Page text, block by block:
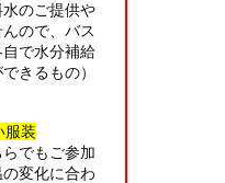
のご提供や
ので、バス
で水分補給
きるもの）
服装
でもご参加
変化に合わ